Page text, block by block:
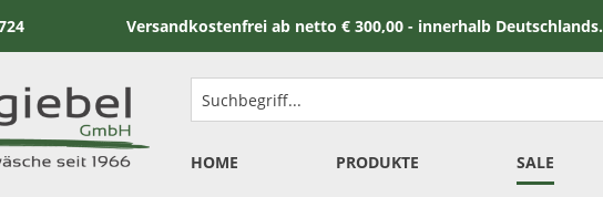
Versandkostenfrei ab netto € 300,00 - innerhalb Deutschlands.
HOME PRODUKTE SALE